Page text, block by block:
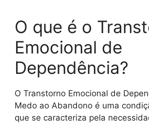
O que é o
Emocional de
Dependência?
O Transtorno Emocional de
Medo ao Abandono é uma
que se caracteriza pela